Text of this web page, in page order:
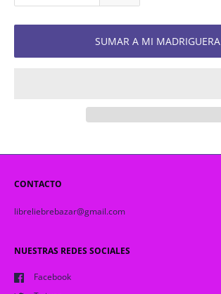
SUMAR A MI MADRIGUERA
CONTACTO
libreliebrebazar@gmail.com
NUESTRAS REDES SOCIALES
Facebook